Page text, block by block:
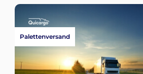
Palettenversand